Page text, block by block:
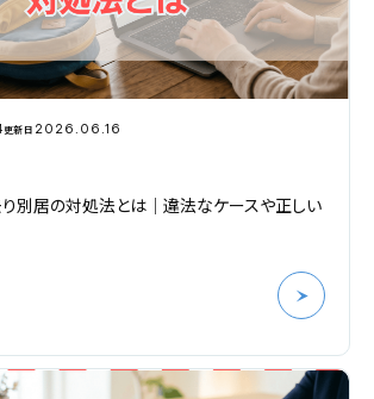
更新日 2026.06.16
別居の対処法とは｜違法なケースや正しい